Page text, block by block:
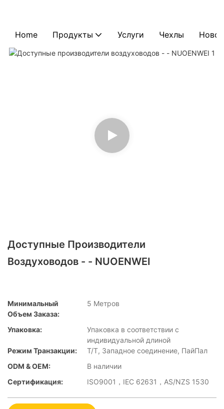
Home Продукты Услуги Чехлы
Доступные Производители
Воздуховодов - - NUOENWEI
Минимальный
Объем Заказа:
5 Метров
Упаковка:
Упаковка в соответствии с
индивидуальной длиной
Режим Транзакции:
Т/Т, Западное соединение, ПайПал
ODM & OEM:
В наличии
Сертификация:
ISO9001，IEC 62631，AS/NZS 1530